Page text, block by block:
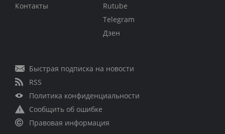
Контакты
Rutube
Telegram
Дзен
Быстрая подписка на новости
RSS
Политика конфиденциальности
Сообщить об ошибке
Правовая информация